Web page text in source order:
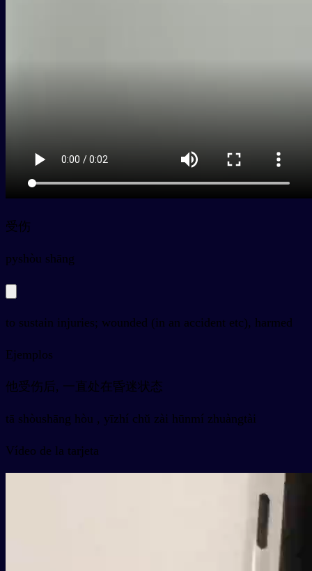
受伤
pyshòu shāng
to sustain injuries; wounded (in an accident etc), harmed
Ejemplos
他受伤后, 一直处在昏迷状态
tā shòushāng hòu , yīzhí chǔ zài hūnmí zhuàngtài
Vídeo de la tarjeta